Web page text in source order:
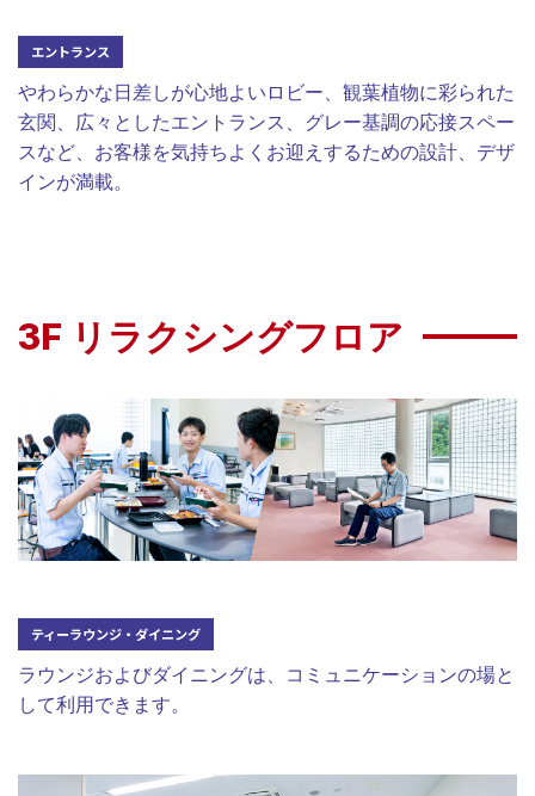
エントランス
やわらかな日差しが心地よいロビー、観葉植物に彩られた
玄関、広々としたエントランス、グレー基調の応接スペー
スなど、お客様を気持ちよくお迎えするための設計、デザ
インが満載。
3F リラクシングフロア
ティーラウンジ・ダイニング
ラウンジおよびダイニングは、コミュニケーションの場と
して利用できます。